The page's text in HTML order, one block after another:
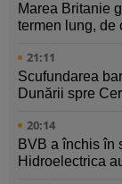
Marea Britanie
termen lung, de
21:11
Scufundarea
Dunării spre
20:14
BVB a închis în
Hidroelectrica